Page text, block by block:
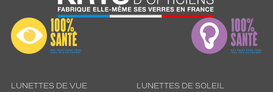
LUNETTES DE VUE LUNETTES DE SOLEIL